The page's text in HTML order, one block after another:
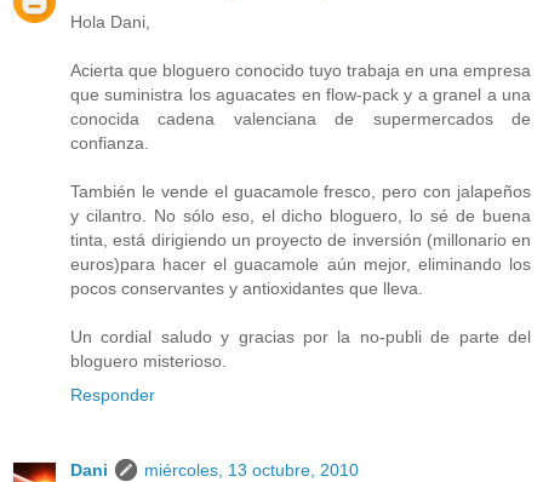
Hola Dani,
Acierta que bloguero conocido tuyo trabaja en una empresa
que suministra los aguacates en flow-pack y a granel a una
conocida cadena valenciana de supermercados de
confianza.
También le vende el guacamole fresco, pero con jalapeños
y cilantro. No sólo eso, el dicho bloguero, lo sé de buena
tinta, está dirigiendo un proyecto de inversión (millonario en
euros)para hacer el guacamole aún mejor, eliminando los
pocos conservantes y antioxidantes que lleva.
Un cordial saludo y gracias por la no-publi de parte del
bloguero misterioso.
Responder
Dani
miércoles, 13 octubre, 2010